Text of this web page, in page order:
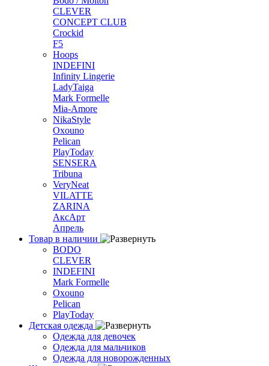
CLEVER
CONCEPT CLUB
Crockid
F5
Hoops
INDEFINI
Infinity Lingerie
LadyTaiga
Mark Formelle
Mia-Amore
NikaStyle
Oxouno
Pelican
PlayToday
SENSERA
Tribuna
VeryNeat
VILATTE
ZARINA
АксАрт
Апрель
Товар в наличии
BODO
CLEVER
INDEFINI
Mark Formelle
Oxouno
Pelican
PlayToday
Детская одежда
Одежда для девочек
Одежда для мальчиков
Одежда для новорожденных